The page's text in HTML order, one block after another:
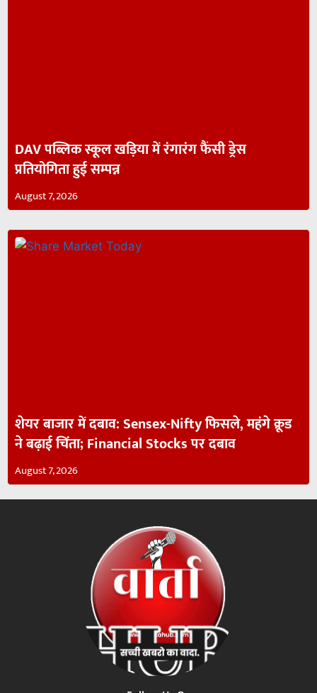
DAV पब्लिक स्कूल खड़िया में रंगारंग फैंसी ड्रेस
प्रतियोगिता हुई सम्पन्न
August 7, 2026
शेयर बाजार में दबाव: Sensex-Nifty फिसले, महंगे क्रूड
ने बढ़ाई चिंता; Financial Stocks पर दबाव
August 7, 2026